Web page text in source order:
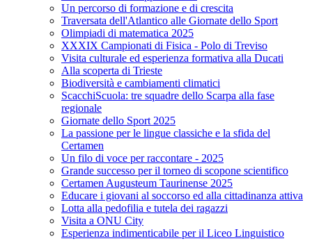
Un percorso di formazione e di crescita
Traversata dell'Atlantico alle Giornate dello Sport
Olimpiadi di matematica 2025
XXXIX Campionati di Fisica - Polo di Treviso
Visita culturale ed esperienza formativa alla Ducati
Alla scoperta di Trieste
Biodiversità e cambiamenti climatici
ScacchiScuola: tre squadre dello Scarpa alla fase
regionale
Giornate dello Sport 2025
La passione per le lingue classiche e la sfida del
Certamen
Un filo di voce per raccontare - 2025
Grande successo per il torneo di scopone scientifico
Certamen Augusteum Taurinense 2025
Educare i giovani al soccorso ed alla cittadinanza attiva
Lotta alla pedofilia e tutela dei ragazzi
Visita a ONU City
Esperienza indimenticabile per il Liceo Linguistico